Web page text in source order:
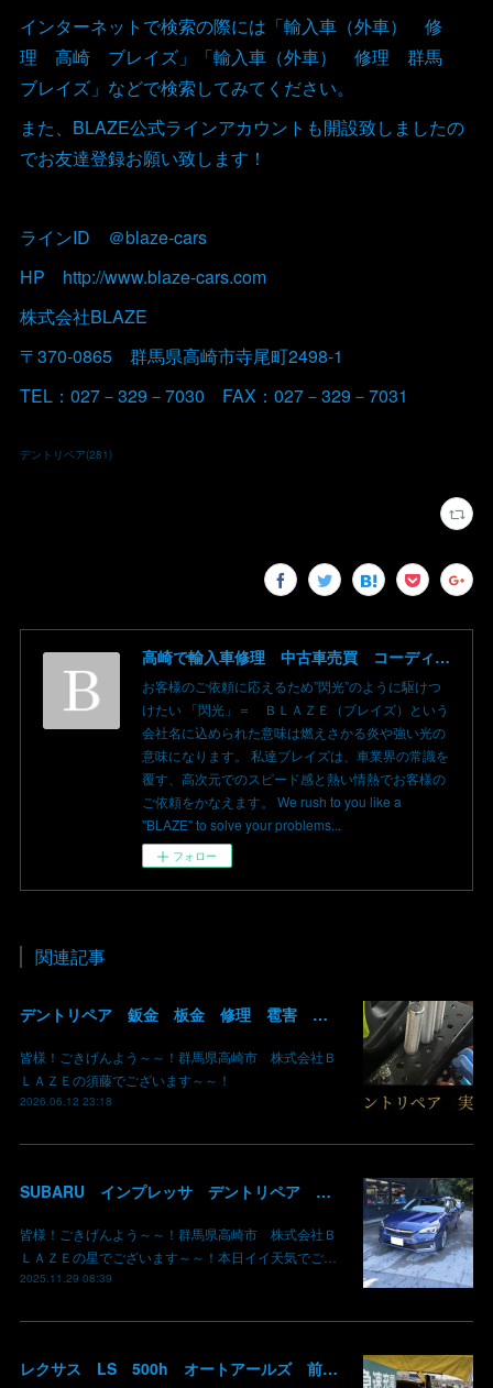
インターネットで検索の際には「輸入車（外車） 修
理 高崎 ブレイズ」「輸入車（外車） 修理 群馬
ブレイズ」などで検索してみてください。
また、BLAZE公式ラインアカウントも開設致しましたの
でお友達登録お願い致します！
ラインID ＠blaze-cars
HP http://www.blaze-cars.com
株式会社BLAZE
〒370-0865 群馬県高崎市寺尾町2498-1
TEL：027－329－7030 FAX：027－329－7031
デントリペア(281)
高崎で輸入車修理 中古車売買 コーディングならBLAZE（ブレイズ）へ│BLAZE Total Car Support & Modify in Takasaki Gunma
お客様のご依頼に応えるため”閃光”のように駆けつ
けたい 「閃光」＝ ＢＬＡＺＥ（ブレイズ）という
会社名に込められた意味は燃えさかる炎や強い光の
意味になります。 私達ブレイズは、車業界の常識を
覆す、高次元でのスピード感と熱い情熱でお客様の
ご依頼をかなえます。 We rush to you like a
"BLAZE" to solve your problems...
フォロー
関連記事
デントリペア 鈑金 板金 修理 雹害 ヒョウ 埼玉県 入間市 飯能市 神奈川県 横浜市 入庫可能 即 修理 群馬 高崎
皆様！ごきげんよう～～！群馬県高崎市 株式会社Ｂ
ＬＡＺＥの須藤でございます～～！
2026.06.12 23:18
SUBARU インプレッサ デントリペア 雹災修理完了 群馬県 高崎市 株式会社BLAZE
皆様！ごきげんよう～～！群馬県高崎市 株式会社Ｂ
ＬＡＺＥの星でございます～～！本日イイ天気でご…
2025.11.29 08:39
レクサス LS 500h オートアールズ 前橋みなみモール店 パワーモールフェス イベント デントリペア 鈑金修理 塗装 出店 キズ へこみ 国産車 輸入車 雹 群馬 高崎 前橋